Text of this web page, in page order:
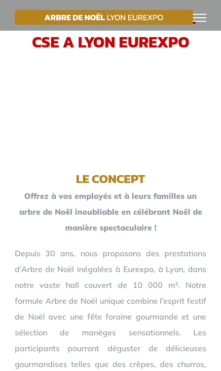
PasserVOTRE ARBRE DE NOËL
CSE A LYON EUREXPO
LE CONCEPT
Offrez à vos employés et à leurs familles un
arbre de Noël inoubliable en célébrant Noël de
manière spectaculaire !
Depuis 30 ans, nous proposons des prestations
d’Arbre de Noël inégalées à Eurexpo, à Lyon, dans
notre vaste hall couvert de 10 000 m². Notre
formule Arbre de Noël unique combine l’esprit festif
de Noël avec une fête foraine gourmande et une
sélection de manèges sensationnels. Les
participants pourront déguster de délicieuses
gourmandises telles que des crêpes, des churros,